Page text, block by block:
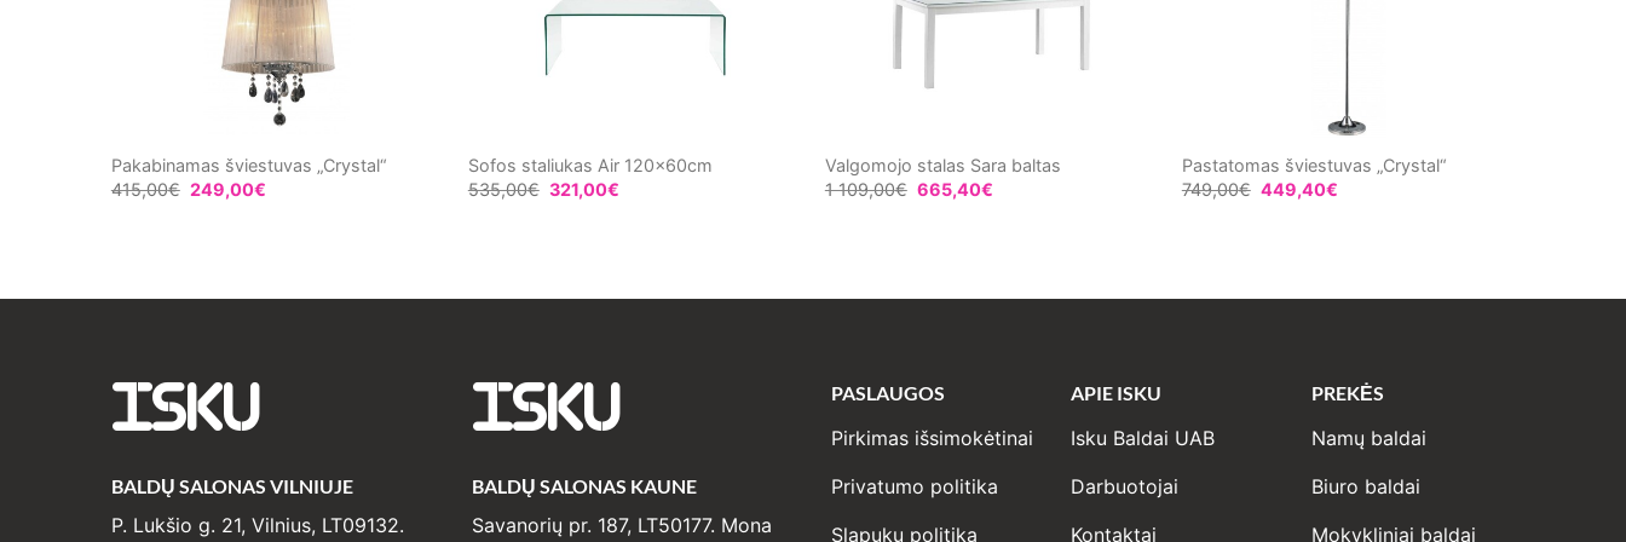
Pakabinamas šviestuvas „Crystal“
415,00€ 249,00€
Sofos staliukas Air 120x60cm
535,00€ 321,00€
Valgomojo stalas Sara baltas
1 109,00€ 665,40€
Pastatomas šviestuvas „Crystal“
749,00€ 449,40€
ISKU
BALDŲ SALONAS VILNIUJE
P. Lukšio g. 21, Vilnius, LT09132.
ISKU
BALDŲ SALONAS KAUNE
Savanorių pr. 187, LT50177. Mona
PASLAUGOS
Pirkimas išsimokėtinai
Privatumo politika
Slapukų politika
APIE ISKU
Isku Baldai UAB
Darbuotojai
Kontaktai
PREKĖS
Namų baldai
Biuro baldai
Mokykliniai baldai